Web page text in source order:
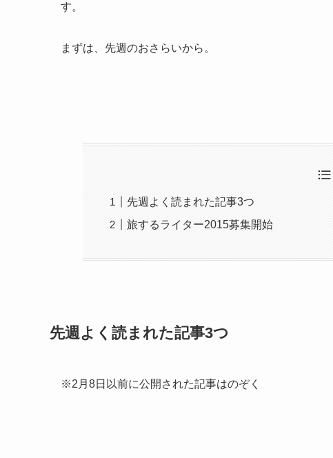
す。
まずは、先週のおさらいから。
先週よく読まれた記事3つ
旅するライター2015募集開始
先週よく読まれた記事3つ
※2月8日以前に公開された記事はのぞく